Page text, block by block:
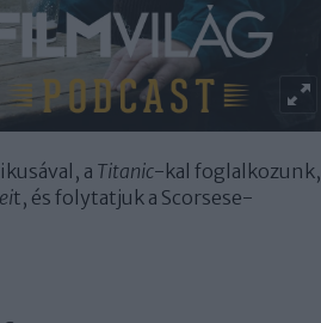
a Titanic-kal foglalkozunk,
t, és folytatjuk a Scorsese-